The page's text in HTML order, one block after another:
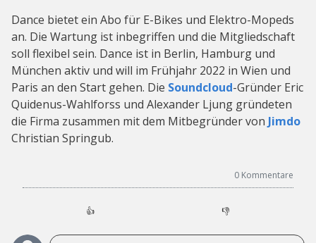
Dance bietet ein Abo für E-Bikes und Elektro-Mopeds
an. Die Wartung ist inbegriffen und die Mitgliedschaft
soll flexibel sein. Dance ist in Berlin, Hamburg und
München aktiv und will im Frühjahr 2022 in Wien und
Paris an den Start gehen. Die Soundcloud-Gründer Eric
Quidenus-Wahlforss und Alexander Ljung gründeten
die Firma zusammen mit dem Mitbegründer von Jimdo
Christian Springub.
0 Kommentare
👍 👎